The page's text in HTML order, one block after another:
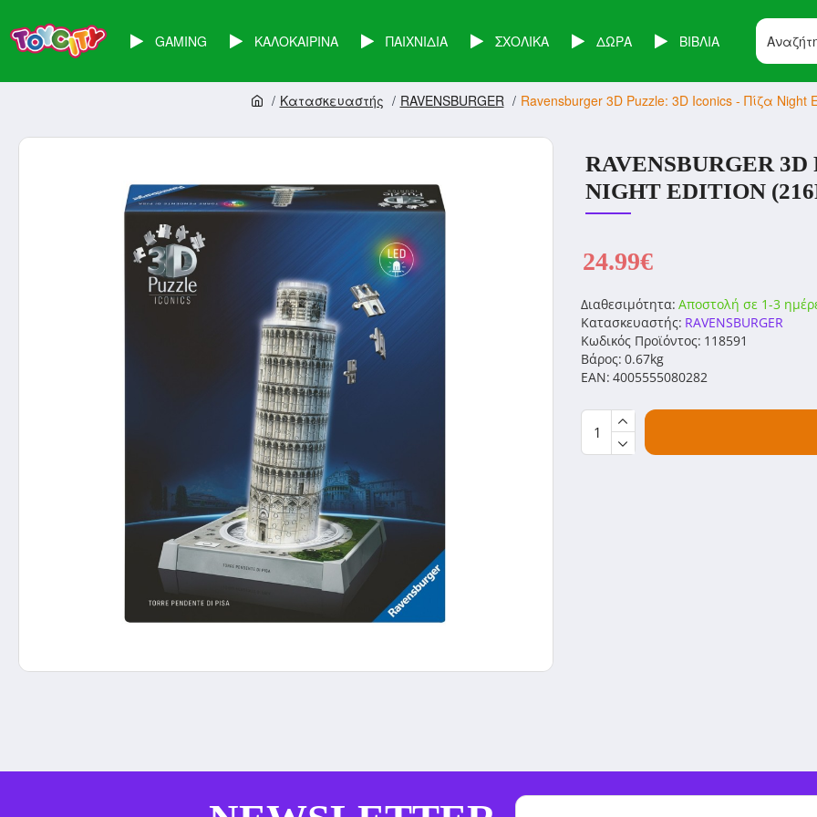
GAMING ΚΑΛΟΚΑΙΡΙΝΑ ΠΑΙΧΝΙΔΙΑ ΣΧΟΛΙΚΑ ΔΩΡΑ ΒΙΒΛΙΑ
Κατασκευαστής RAVENSBURGER Ravensburger 3D Puzzle: 3D Iconics - Πίζα Night
RAVENSBURGER
NIGHT EDITION
Διαθεσιμότητα: Αποστολή σε 1-3
Κατασκευαστής: RAVENSBURGER
Κωδικός Προϊόντος: 118591
Βάρος: 0.67kg
EAN: 4005555080282
24.99€